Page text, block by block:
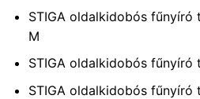
STIGA oldalkidobós fűnyíró
M
STIGA oldalkidobós fűnyíró
STIGA oldalkidobós fűnyíró